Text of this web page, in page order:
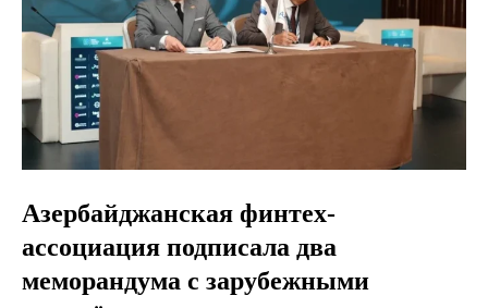
Азербайджанская финтех-
ассоциация подписала два
меморандума с зарубежными